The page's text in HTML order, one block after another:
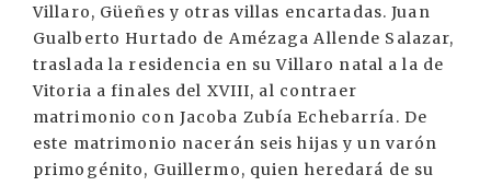
Villaro, Güeñes y otras villas encartadas. Juan
Gualberto Hurtado de Amézaga Allende Salazar,
traslada la residencia en su Villaro natal a la de
Vitoria a finales del XVIII, al contraer
matrimonio con Jacoba Zubía Echebarría. De
este matrimonio nacerán seis hijas y un varón
primogénito, Guillermo, quien heredará de su